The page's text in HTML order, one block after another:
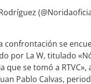
confrontación se
por La W, titulado
que se tomó a
Pablo Calvas,